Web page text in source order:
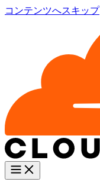
コンテンツへスキップ